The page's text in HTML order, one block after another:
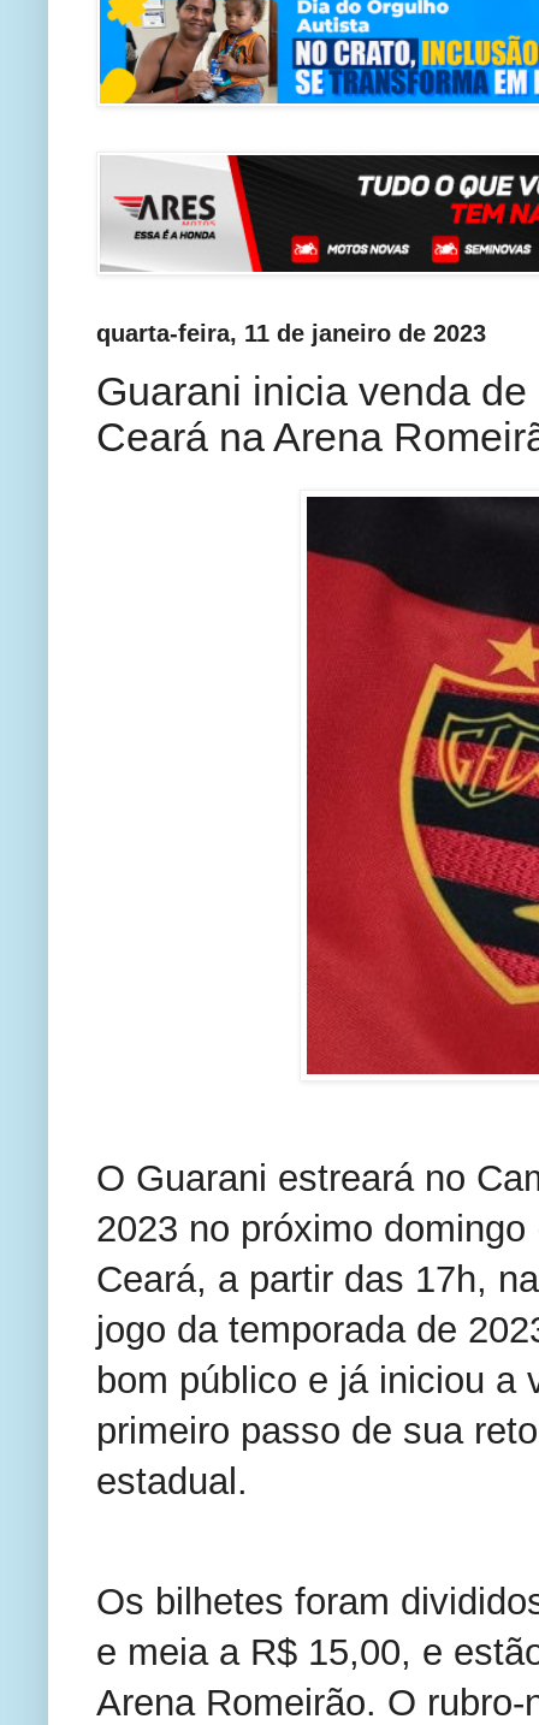
quarta-feira, 11 de janeiro de 2023
Guarani inicia venda
Ceará na Arena
O Guarani estreará no
2023 no próximo
Ceará, a partir das 17h,
jogo da temporada de
bom público e já iniciou a
primeiro passo de sua
estadual.
Os bilhetes foram
e meia a R$ 15,00, e
Arena Romeirão. O